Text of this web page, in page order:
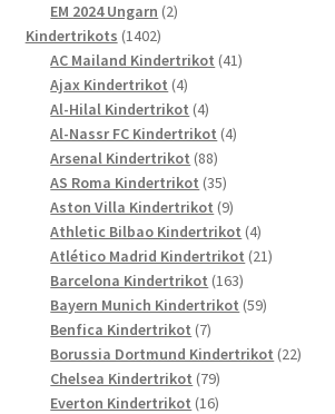
Produkte
EM 2024 Ungarn 22
Kindertrikots 14021402
Produkte
AC Mailand Kindertrikot 4141
Ajax Kindertrikot 44
Produkte
Al-Hilal Kindertrikot 44
Produkte
Al-Nassr FC Kindertrikot 44
Arsenal Kindertrikot 8888
Produkte
AS Roma Kindertrikot 3535
Produkte
Aston Villa Kindertrikot 99
Produkte
Athletic Bilbao Kindertrikot 44
Produkte
Atlético Madrid Kindertrikot 2121
Barcelona Kindertrikot 163163
Produkte
Bayern Munich Kindertrikot 5959
Benfica Kindertrikot 77
Produkte
Borussia Dortmund Kindertrikot 2222
Chelsea Kindertrikot 7979
Produkte
Everton Kindertrikot 1616